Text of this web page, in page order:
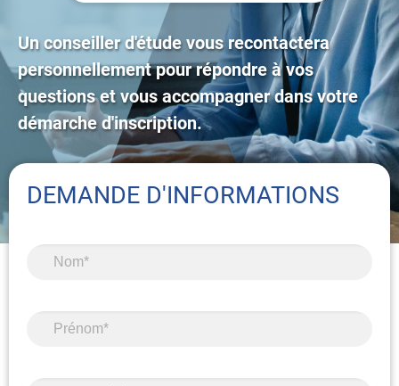
Un conseiller d'étude vous recontactera
personnellement pour répondre à vos
questions et vous accompagner dans votre
démarche d'inscription.
DEMANDE D'INFORMATIONS